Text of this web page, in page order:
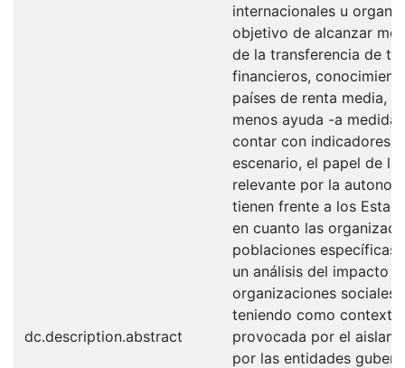
dc.description.abstract
internacionales u
objetivo de alcanzar
de la transferencia de
financieros,
países de renta media,
menos ayuda -a
contar con indicadores
escenario, el papel de
relevante por la
tienen frente a los
en cuanto las
poblaciones específicas
un análisis del impacto
organizaciones
teniendo como
provocada por el
por las entidades